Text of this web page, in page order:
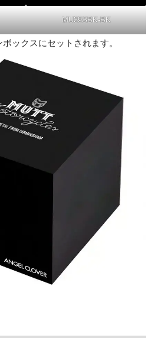
MU39SBK-BK
ックスにセットされます。